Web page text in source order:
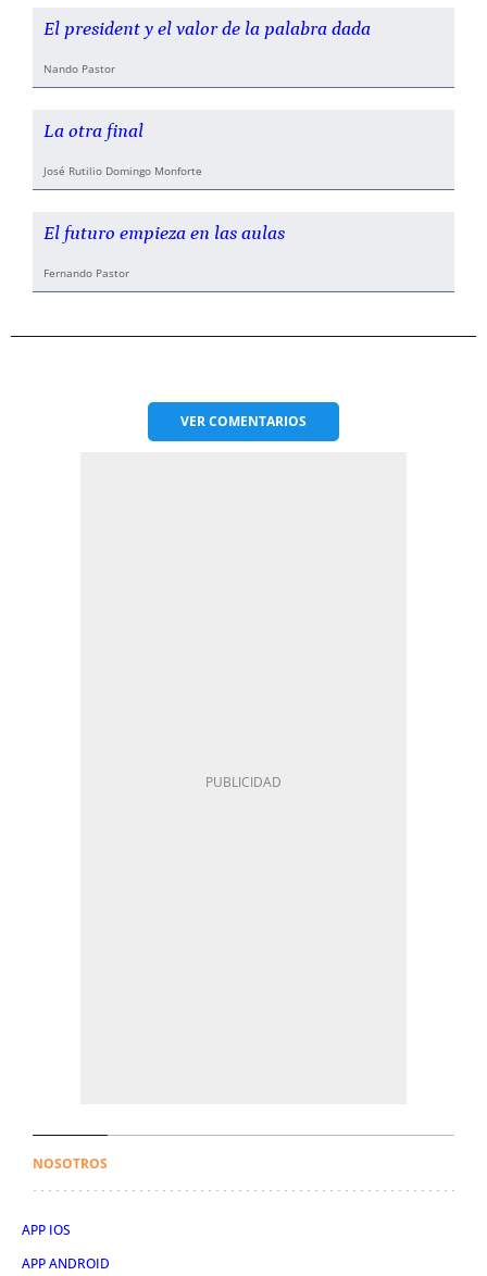
El president y el valor de la palabra dada
Nando Pastor
La otra final
José Rutilio Domingo Monforte
El futuro empieza en las aulas
Fernando Pastor
VERCOMENTARIOS
NOSOTROS
APP IOS
APP ANDROID